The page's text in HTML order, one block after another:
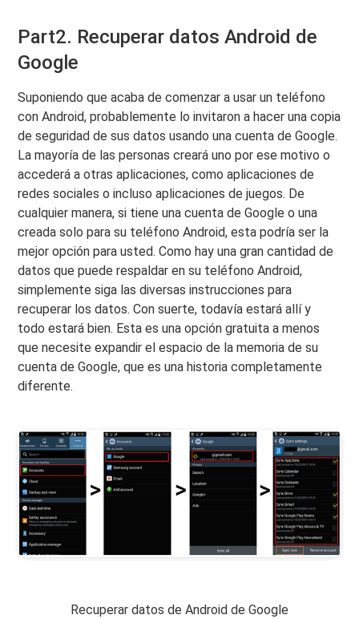
Part2. Recuperar datos Android de
Google
Suponiendo que acaba de comenzar a usar un teléfono
con Android, probablemente lo invitaron a hacer una copia
de seguridad de sus datos usando una cuenta de Google.
La mayoría de las personas creará uno por ese motivo o
accederá a otras aplicaciones, como aplicaciones de
redes sociales o incluso aplicaciones de juegos. De
cualquier manera, si tiene una cuenta de Google o una
creada solo para su teléfono Android, esta podría ser la
mejor opción para usted. Como hay una gran cantidad de
datos que puede respaldar en su teléfono Android,
simplemente siga las diversas instrucciones para
recuperar los datos. Con suerte, todavía estará allí y
todo estará bien. Esta es una opción gratuita a menos
que necesite expandir el espacio de la memoria de su
cuenta de Google, que es una historia completamente
diferente.
Recuperar datos de Android de Google